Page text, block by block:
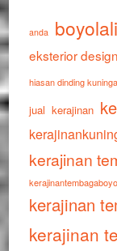
anda boyolali
eksterior design
hiasan dinding
jual kerajinan
kerajinan
kerajinan
kerajinan